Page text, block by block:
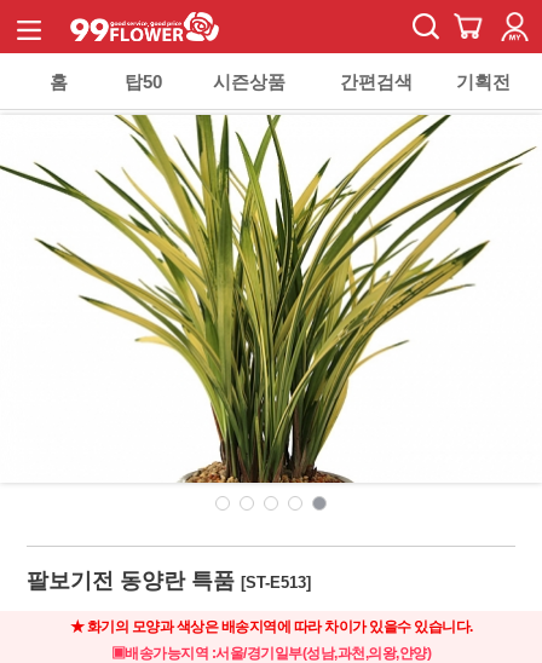
홈 탑50 시즌상품 간편검색 기획전
팔보기전 동양란 특품[ST-E513]
★ 화기의 모양과 색상은 배송지역에 따라 차이가 있을수 있습니다.
▣배송가능지역 :서울/경기일부(성남,과천,의왕,얀양)